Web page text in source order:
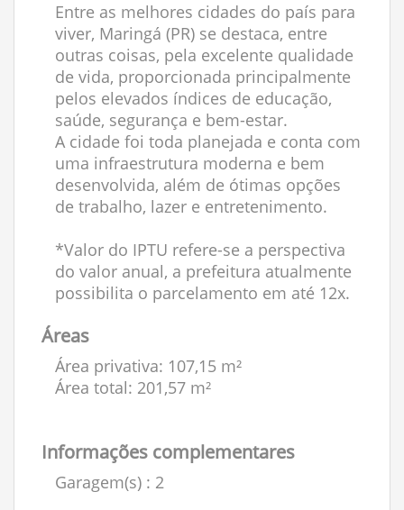
Entre as melhores cidades do país para
viver, Maringá (PR) se destaca, entre
outras coisas, pela excelente qualidade
de vida, proporcionada principalmente
pelos elevados índices de educação,
saúde, segurança e bem-estar.
A cidade foi toda planejada e conta com
uma infraestrutura moderna e bem
desenvolvida, além de ótimas opções
de trabalho, lazer e entretenimento.
*Valor do IPTU refere-se a perspectiva
do valor anual, a prefeitura atualmente
possibilita o parcelamento em até 12x.
Áreas
Área privativa: 107,15 m²
Área total: 201,57 m²
Informações complementares
Garagem(s) : 2